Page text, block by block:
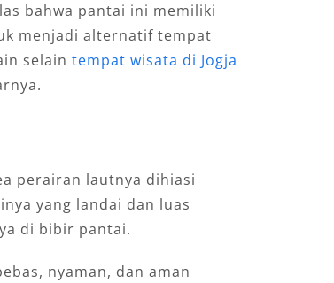
bahwa pantai ini memiliki
menjadi alternatif tempat
selain tempat wisata di Jogja
perairan lautnya dihiasi
yang landai dan luas
di bibir pantai.
nyaman, dan aman